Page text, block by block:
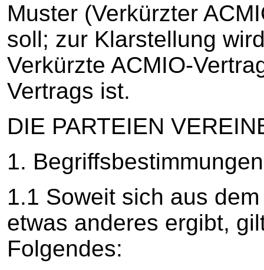
Muster (Verkürzter
soll; zur Klarstellung
Verkürzte ACMIO-
Vertrags ist.
DIE PARTEIEN
1.
1.1 Soweit sich aus
etwas anderes ergibt,
Folgendes: